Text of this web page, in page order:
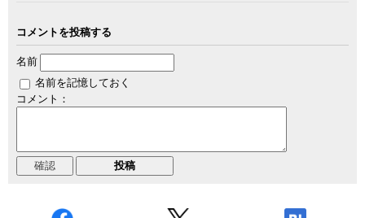
コメントを投稿する
名前
名前を記憶しておく
コメント：